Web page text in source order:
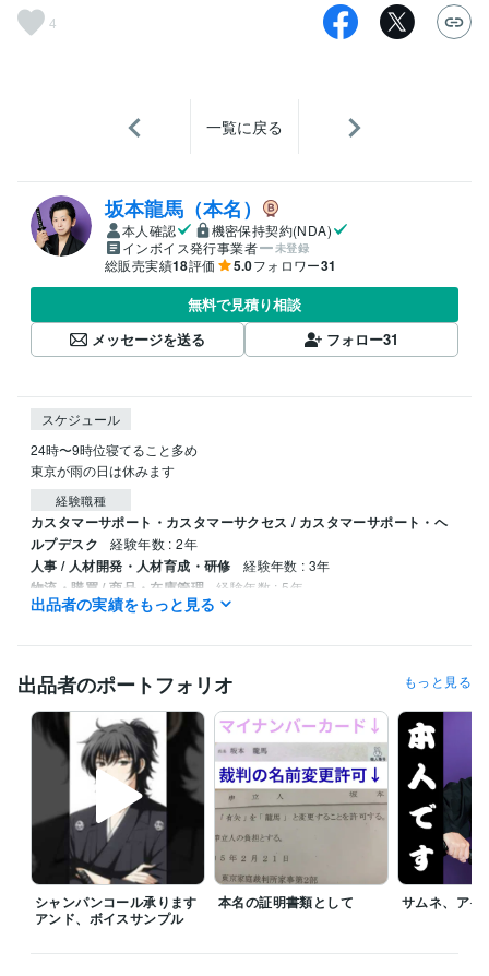
4
一覧に戻る
坂本龍馬（本名）
本人確認
機密保持契約(NDA)
インボイス発行事業者
未登録
総販売実績18評価 5.0フォロワー31
無料で見積り相談
メッセージを送る
フォロー31
スケジュール
24時〜9時位寝てること多め
経験職種
カスタマーサポート・カスタマーサクセス / カスタマーサポート・ヘ
ルプデスク
経験年数 : 2年
人事 / 人材開発・人材育成・研修 経験年数 : 3年
物流・購買 / 商品・在庫管理 経験年数 : 5年
ライフスタイル・その他 / 講師・インストラクター
セントラルスポーツ 大阪都島
パチンコ123 和歌山田辺店 2005年3月 ~ 2006年2月
ガールズバーフォレスト大阪宗右衛門町 2009年3月 ~ 2009年9月
ダイハツ工業株式会社 京都工場 2010年3月 ~ 2010年9月
日本郵政株式会社 和歌山南部郵便局 2011年3月 ~ 2011年9月
Amazon小田原 2017年3月 ~ 2020年2月
受賞歴
日本テレビ　バンキシャ　コロナ禍で増える危険運転について 国民
体育大会カヌーフラットウォーター５００メートル準決勝進出 ココ
ナラゼロイチ達成１０ヶ月の死闘の末、匍匐前進でゴール
®️ランクな
がらもコンサル商品を売る
設
出品者の実績をもっと見る
出品者のポートフォリオ もっと見る
シャンパンコール承ります
アンド、ボイスサンプル
本名の証明書類として サムネ、アイ